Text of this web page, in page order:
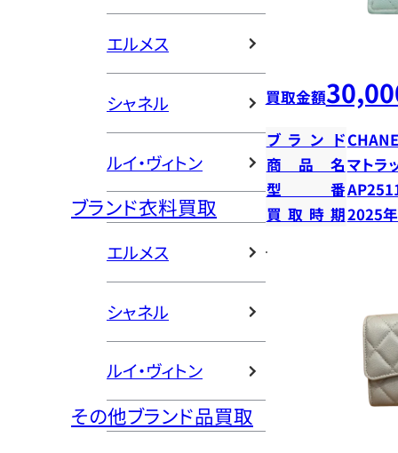
エルメス
シャネル
ルイ・ヴィトン
ブランド衣料買取
エルメス
シャネル
ルイ・ヴィトン
その他ブランド品買取
買取金額
ブランド
商品名マトラ
型番
買取時期2025